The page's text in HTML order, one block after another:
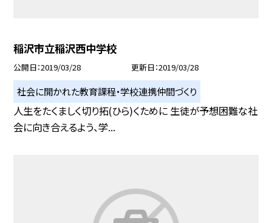
稲沢市立稲沢西中学校
公開日 2019/03/28 更新日 2019/03/28
社会に開かれた教育課程・学校連携仲間づくり
人生をたくましく切り拓(ひら)くために 生徒が予想困難な社
会に向き合えるよう、学...